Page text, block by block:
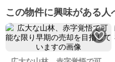
この物件に興味がある人